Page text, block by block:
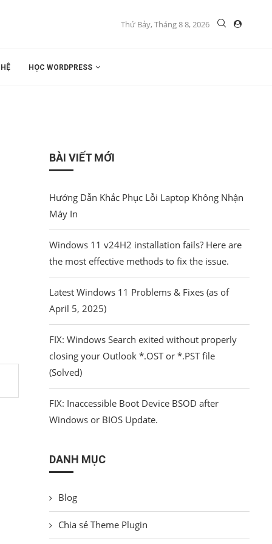
Thứ Bảy, Tháng 8 8, 2026
HỌC WORDPRESS
BÀI VIẾT MỚI
Hướng Dẫn Khắc Phục Lỗi Laptop Không Nhận
Máy In
Windows 11 v24H2 installation fails? Here are
the most effective methods to fix the issue.
Latest Windows 11 Problems & Fixes (as of
April 5, 2025)
FIX: Windows Search exited without properly
closing your Outlook *.OST or *.PST file
(Solved)
FIX: Inaccessible Boot Device BSOD after
Windows or BIOS Update.
DANH MỤC
Blog
Chia sẻ Theme Plugin